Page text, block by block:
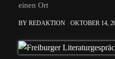
einen Ort
BY REDAKTION OKTOBER 14,